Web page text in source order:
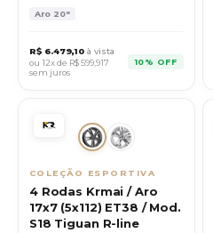
Aro 20"
R$ 6.479,10 à vista
ou 12x de R$599,917
sem juros
10% OFF
COLEÇÃO ESPORTIVA
4 Rodas Krmai / Aro
17x7 (5x112) ET38 / Mod.
S18 Tiguan R-line